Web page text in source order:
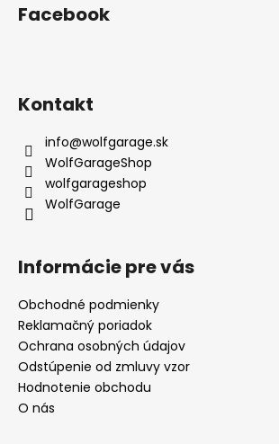
Facebook
Kontakt
info@wolfgarage.sk
WolfGarageShop
wolfgarageshop
WolfGarage
Informácie pre vás
Obchodné podmienky
Reklamačný poriadok
Ochrana osobných údajov
Odstúpenie od zmluvy vzor
Hodnotenie obchodu
O nás